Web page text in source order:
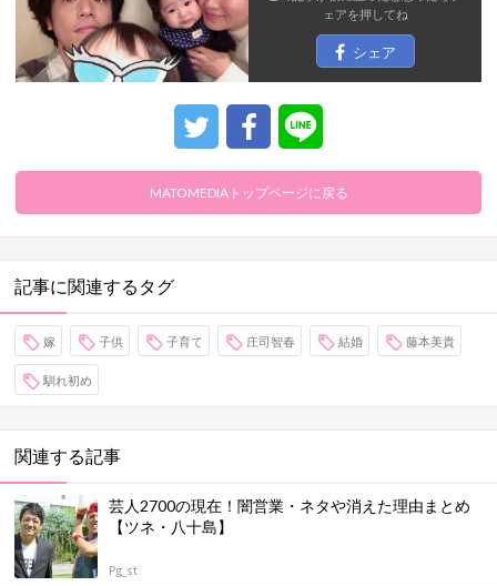
ェアを押してね
シェア
MATOMEDIAトップページに戻る
記事に関連するタグ
嫁 子供 子育て 庄司智春 結婚 藤本美貴
馴れ初め
関連する記事
芸人2700の現在！闇営業・ネタや消えた理由まとめ
【ツネ・八十島】
Pg_st